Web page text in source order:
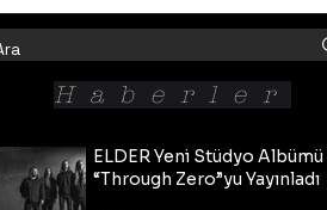
ELDER Yeni Stüdyo Albümü
“Through Zero”yu Yayınladı
Haberler